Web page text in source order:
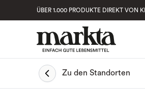
ÜBER 1.000 PRODUKTE DIREKT VON
Zu den Standorten